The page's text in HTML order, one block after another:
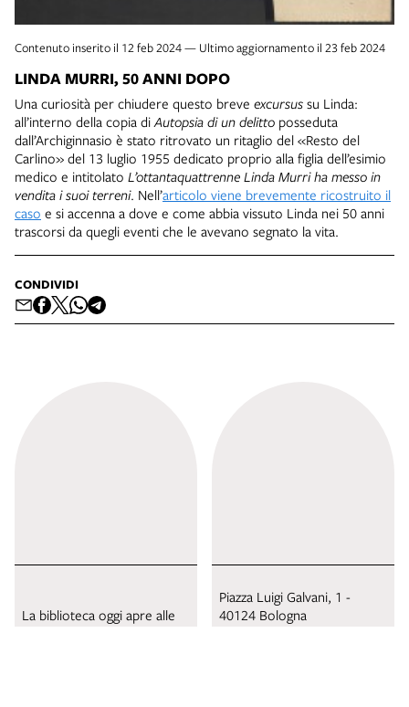
Contenuto inserito il 12 feb 2024 — Ultimo aggiornamento il 23 feb 2024
LINDA MURRI, 50 ANNI DOPO
Una curiosità per chiudere questo breve excursus su Linda:
all’interno della copia diAutopsia di un delitto posseduta
dall’Archiginnasio è stato ritrovato un ritaglio del «Resto del
Carlino» del 13 luglio 1955 dedicato proprio alla figlia dell’esimio
medico e intitolato L’ottantaquattrenne Linda Murri ha messo in
vendita i suoi terreni. Nell’articolo viene brevemente ricostruito il
caso e si accenna a dove e come abbia vissuto Linda nei 50 anni
trascorsi da quegli eventi che le avevano segnato la vita.
CONDIVIDI
La biblioteca oggi apre alle
Piazza Luigi Galvani, 1 -
40124 Bologna